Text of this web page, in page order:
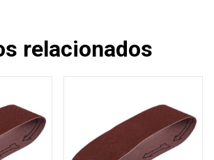
relacionados